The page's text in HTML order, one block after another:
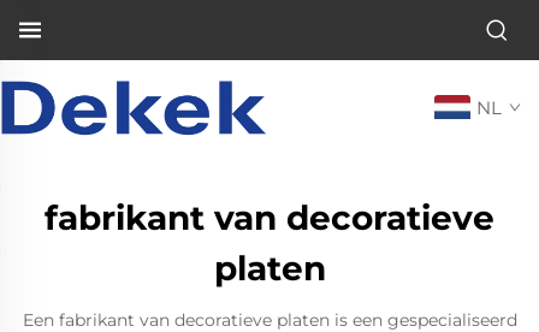
NL
fabrikant van decoratieve
platen
Een fabrikant van decoratieve platen is een gespecialiseerd